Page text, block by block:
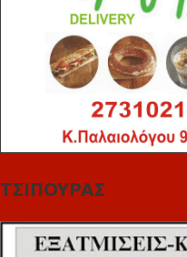
ΤΣΙΠΟΥΡΑΣ